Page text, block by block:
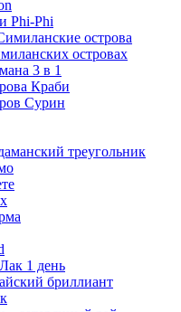
Phi-Phi
острова
островах
3 в 1
Краби
Сурин
треугольник
1 день
бриллиант